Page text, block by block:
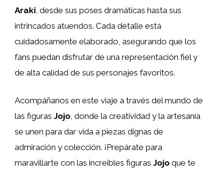
Araki , desde sus poses dramáticas hasta sus
intrincados atuendos. Cada detalle está
cuidadosamente elaborado, asegurando que los
fans puedan disfrutar de una representación fiel y
de alta calidad de sus personajes favoritos.
Acompáñanos en este viaje a través del mundo de
las figuras Jojo, donde la creatividad y la artesanía
se unen para dar vida a piezas dignas de
admiración y colección. ¡Prepárate para
maravillarte con las increíbles figuras Jojo que te